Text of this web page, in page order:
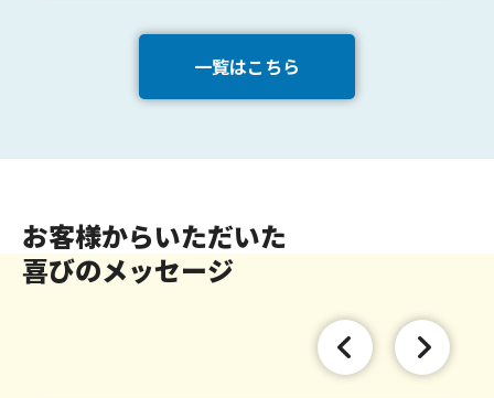
一覧はこちら
お客様からいただいた
喜びのメッセージ